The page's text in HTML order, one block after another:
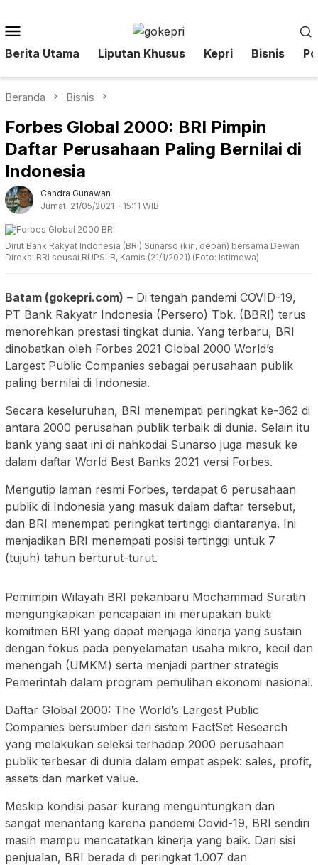
ke
Mobile
Berita Utama Liputan Khusus Kepri Bisnis
Beranda Bisnis
Forbes Global 2000: BRI Pimpin
Daftar Perusahaan Paling Bernilai di
Indonesia
Candra Gunawan
Jumat, 21/05/2021 - 15:11 WIB
Dirut Bank Rakyat Indonesia (BRI) Sunarso (kiri, depan) bersama Dewan
Direksi BRI seusai RUPSLB, Kamis (21/1/2021) (Foto: Istimewa)
Batam (gokepri.com) – Di tengah pandemi COVID-19,
PT Bank Rakyatr Indonesia (Persero) Tbk. (BBRI) terus
menorehkan prestasi tingkat dunia. Yang terbaru, BRI
dinobatkan oleh Forbes 2021 Global 2000 World’s
Largest Public Companies sebagai perusahaan publik
paling bernilai di Indonesia.
Secara keseluruhan, BRI menempati peringkat ke-362 di
antara 2000 perusahan publik terbaik di dunia. Selain itu
bank yang saat ini di nahkodai Sunarso juga masuk ke
dalam daftar World Best Banks 2021 versi Forbes.
Mengutip laman resmi Forbes, terdapat 6 perusahaan
publik di Indonesia yang masuk dalam daftar tersebut,
dan BRI menempati peringkat tertinggi diantaranya. Ini
menjadikan BRI menempati posisi tertinggi untuk 7
(tujuh) tahun berturut-turut.
Pemimpin Wilayah BRI pekanbaru Mochammad Suratin
mengungkapkan pencapaian ini merupakan bukti
komitmen BRI yang dapat menjaga kinerja yang sustain
dengan fokus pada penyelamatan usaha mikro, kecil dan
menengah (UMKM) serta menjadi partner strategis
Pemerintah dalam program pemulihan ekonomi nasional.
Daftar Global 2000: The World’s Largest Public
Companies bersumber dari sistem FactSet Research
yang melakukan seleksi terhadap 2000 perusahaan
publik terbesar di dunia dalam empat aspek: sales, profit,
assets dan market value.
Meskip kondisi pasar kurang menguntungkan dan
sangat menantang karena pandemi Covid-19, BRI sendiri
masih mampu mencatatkan kinerja yang baik. Dari sisi
penjualan, BRI berada di peringkat 1.007 dan